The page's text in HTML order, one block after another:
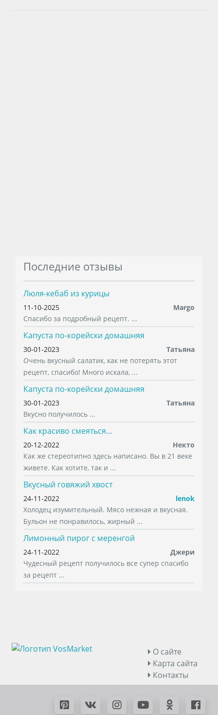
Последние отзывы
Люля-кебаб из курицы
11-10-2025
Margo
Спасибо за подробный рецепт. ...
Капуста по-корейски домашняя
30-01-2023
Татьяна
Очень вкусный салатик, как не потерять этот
рецепт, спасибо! Много искала, ...
Капуста по-корейски домашняя
30-01-2023
Татьяна
Вкусно получилось ...
Как красиво смеяться...
20-12-2022
Некто
Как же стереотипно здесь написано. Вы в 21 веке
живете. Как хотите, так и ...
Вкусный говяжий хвост
24-11-2022
lenok
Холодец изумительный. Мясо нежная и вкусная.
Бульон не понравилось, жирный ...
Лимонный пирог с меренгой
24-11-2022
Джери
Чудесный рецепт получилось все супер спасибо
за рецепт ...
О сайте
Карта сайта
Контакты